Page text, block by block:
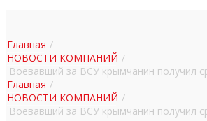
Главная
НОВОСТИ КОМПАНИЙ
Воевавший за ВСУ крымчанин получил
Главная
НОВОСТИ КОМПАНИЙ
Воевавший за ВСУ крымчанин получил